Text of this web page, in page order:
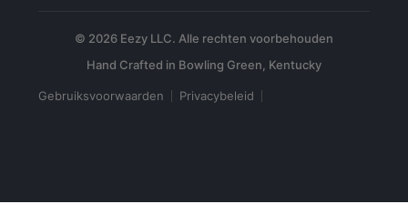
© 2026 Eezy LLC. Alle rechten voorbehouden
Gebruiksvoorwaarden Privacybeleid